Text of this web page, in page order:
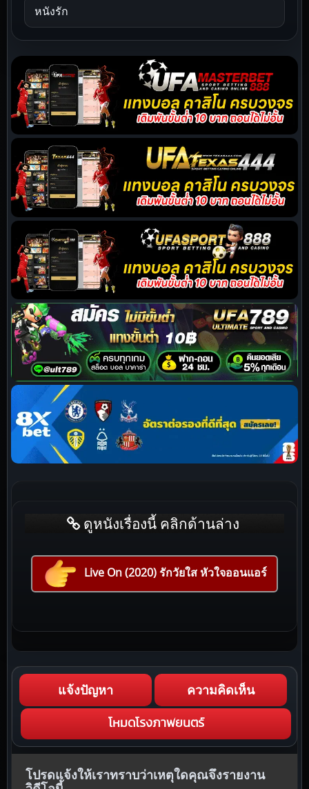
หนังรัก
ดูหนังเรื่องนี้ คลิกด้านล่าง
Live On (2020) รักวัยใส หัวใจออนแอร์
แจ้งปัญหา ความคิดเห็น
โหมดโรงภาพยนตร์
โปรดแจ้งให้เราทราบว่าเหตุใดคุณจึงรายงาน